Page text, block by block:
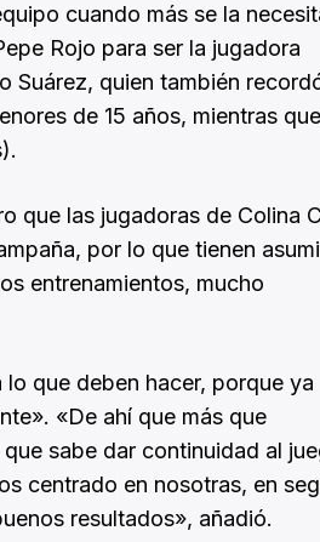
cuando más se la
Rojo para ser la jugadora
Suárez, quien también
de 15 años, mientras
que las jugadoras de Colina
por lo que tienen
entrenamientos, mucho
que deben hacer, porque ya
«De ahí que más que
sabe dar continuidad al
centrado en nosotras, en
resultados», añadió.